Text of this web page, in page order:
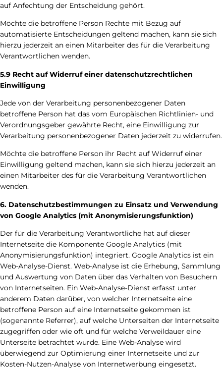
auf Anfechtung der Entscheidung gehört.
Möchte die betroffene Person Rechte mit Bezug auf
automatisierte Entscheidungen geltend machen, kann sie sich
hierzu jederzeit an einen Mitarbeiter des für die Verarbeitung
Verantwortlichen wenden.
5.9 Recht auf Widerruf einer datenschutzrechtlichen
Einwilligung
Jede von der Verarbeitung personenbezogener Daten
betroffene Person hat das vom Europäischen Richtlinien- und
Verordnungsgeber gewährte Recht, eine Einwilligung zur
Verarbeitung personenbezogener Daten jederzeit zu widerrufen.
Möchte die betroffene Person ihr Recht auf Widerruf einer
Einwilligung geltend machen, kann sie sich hierzu jederzeit an
einen Mitarbeiter des für die Verarbeitung Verantwortlichen
wenden.
6. Datenschutzbestimmungen zu Einsatz und Verwendung
von Google Analytics (mit Anonymisierungsfunktion)
Der für die Verarbeitung Verantwortliche hat auf dieser
Internetseite die Komponente Google Analytics (mit
Anonymisierungsfunktion) integriert. Google Analytics ist ein
Web-Analyse-Dienst. Web-Analyse ist die Erhebung, Sammlung
und Auswertung von Daten über das Verhalten von Besuchern
von Internetseiten. Ein Web-Analyse-Dienst erfasst unter
anderem Daten darüber, von welcher Internetseite eine
betroffene Person auf eine Internetseite gekommen ist
(sogenannte Referrer), auf welche Unterseiten der Internetseite
zugegriffen oder wie oft und für welche Verweildauer eine
Unterseite betrachtet wurde. Eine Web-Analyse wird
überwiegend zur Optimierung einer Internetseite und zur
Kosten-Nutzen-Analyse von Internetwerbung eingesetzt.